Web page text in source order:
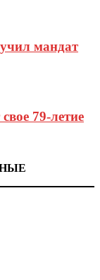
мандат
79-летие